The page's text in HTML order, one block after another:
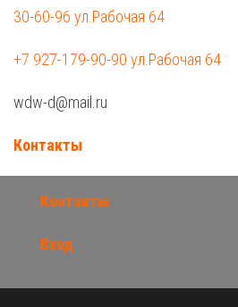
30-60-96 ул.Рабочая 64
+7 927-179-90-90 ул.Рабочая 64
wdw-d@mail.ru
Контакты
Контакты
Вход